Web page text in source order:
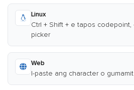
Linux
Ctrl + Shift + e tapos codepoint,
picker
Web
I-paste ang character o